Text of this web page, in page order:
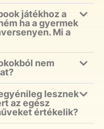
játékhoz a
ha a gyermek
Mi a
nem
lesznek
az egész
értékelik?